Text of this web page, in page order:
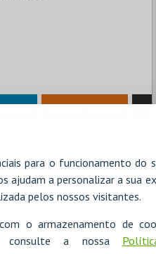
para o funcionamento do
ajudam a personalizar a sua
pelos nossos visitantes.
o armazenamento de
consulte a nossa
HOTEL ALUGAR VIATURA